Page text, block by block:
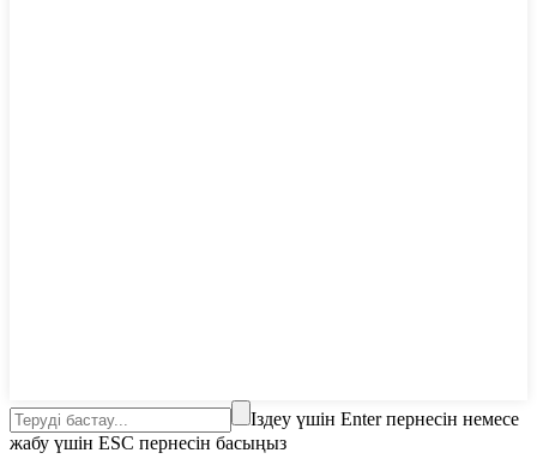
Іздеу үшін Enter пернесін немесе
жабу үшін ESC пернесін басыңыз